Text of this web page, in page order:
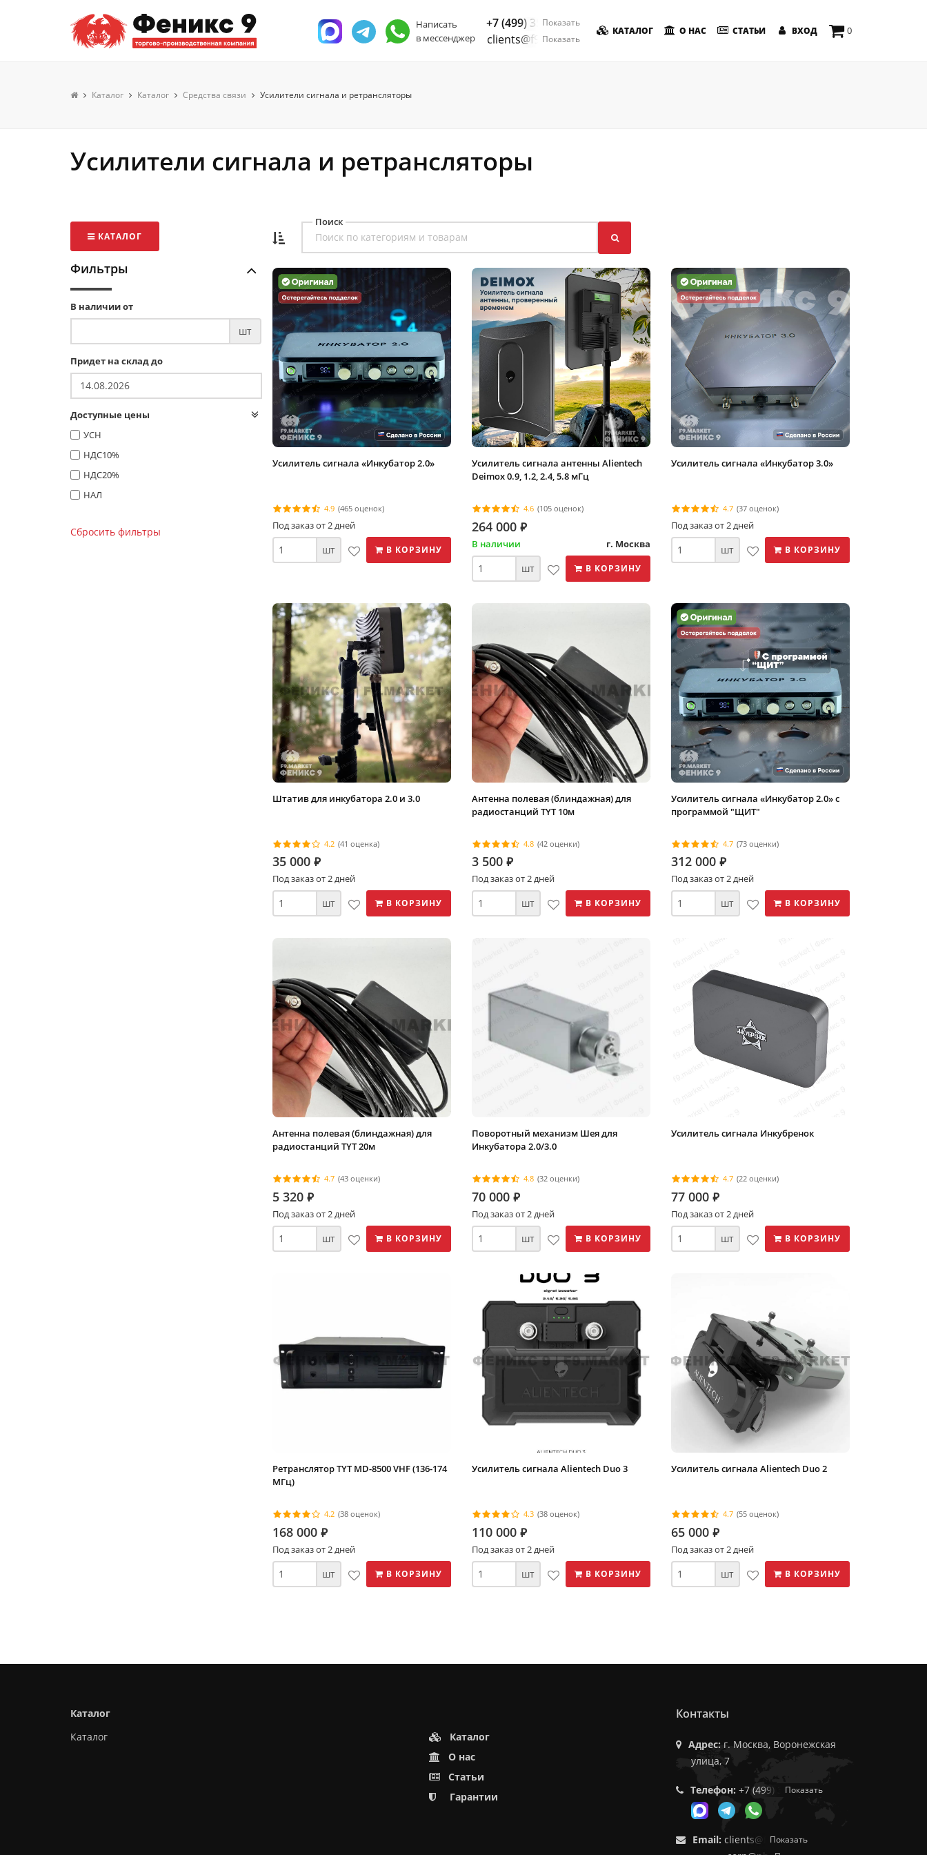
0
Написать
в мессенджер
+7 (499) 350-55-05
Показать
clients@f9.market
Показать
КАТАЛОГ О НАС СТАТЬИ ВХОД
Каталог Каталог Средства связи Усилители сигнала и ретрансляторы
Усилители сигнала и ретрансляторы
Поиск
КАТАЛОГ
Фильтры
В наличии от
шт
Придет на склад до
Доступные цены
УСН
НДС10%
НДС20%
НАЛ
Сбросить фильтры
Усилитель сигнала «Инкубатор 2.0»
4.9 (465 оценок)
Под заказ от 2 дней
шт В КОРЗИНУ
Усилитель сигнала антенны Alientech
Deimox 0.9, 1.2, 2.4, 5.8 мГц
4.6 (105 оценок)
264 000 ⃏
В наличии г. Москва
шт В КОРЗИНУ
Усилитель сигнала «Инкубатор 3.0»
4.7 (37 оценок)
Под заказ от 2 дней
шт В КОРЗИНУ
Штатив для инкубатора 2.0 и 3.0
4.2 (41 оценка)
35 000 ⃏
Под заказ от 2 дней
шт В КОРЗИНУ
Антенна полевая (блиндажная) для
радиостанций TYT 10м
4.8 (42 оценки)
3 500 ⃏
Под заказ от 2 дней
шт В КОРЗИНУ
Усилитель сигнала «Инкубатор 2.0» с
программой "ЩИТ"
4.7 (73 оценки)
312 000 ⃏
Под заказ от 2 дней
шт В КОРЗИНУ
Антенна полевая (блиндажная) для
радиостанций TYT 20м
4.7 (43 оценки)
5 320 ⃏
Под заказ от 2 дней
шт В КОРЗИНУ
Поворотный механизм Шея для
Инкубатора 2.0/3.0
4.8 (32 оценки)
70 000 ⃏
Под заказ от 2 дней
шт В КОРЗИНУ
Усилитель сигнала Инкубренок
4.7 (22 оценки)
77 000 ⃏
Под заказ от 2 дней
шт В КОРЗИНУ
Ретранслятор TYT MD-8500 VHF (136-174
МГц)
4.2 (38 оценок)
168 000 ⃏
Под заказ от 2 дней
шт В КОРЗИНУ
Усилитель сигнала Alientech Duo 3
4.3 (38 оценок)
110 000 ⃏
Под заказ от 2 дней
шт В КОРЗИНУ
Усилитель сигнала Alientech Duo 2
4.7 (55 оценок)
65 000 ⃏
Под заказ от 2 дней
шт В КОРЗИНУ
Каталог
Каталог
Каталог
О нас
Статьи
Гарантии
Контакты
Адрес:г. Москва, Воронежская
улица, 7
Телефон: +7 (499) 350-55-05
Показать
Email: clients@f9.market
Показать